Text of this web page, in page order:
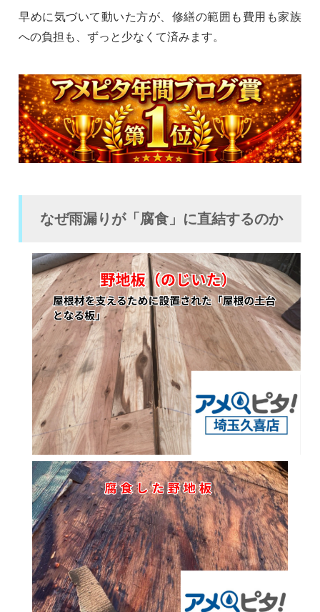
早めに気づいて動いた方が、修繕の範囲も費用も家族
への負担も、ずっと少なくて済みます。
なぜ雨漏りが「腐食」に直結するのか